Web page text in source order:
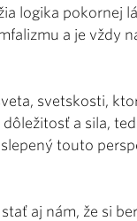
logika pokornej
a je vždy
svetskosti,
a sila,
touto
aj nám, že si